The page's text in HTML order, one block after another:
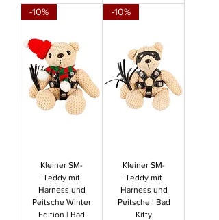
-10%
Kleiner SM-
Teddy mit
Harness und
Peitsche Winter
Edition | Bad
-10%
Kleiner SM-
Teddy mit
Harness und
Peitsche | Bad
Kitty